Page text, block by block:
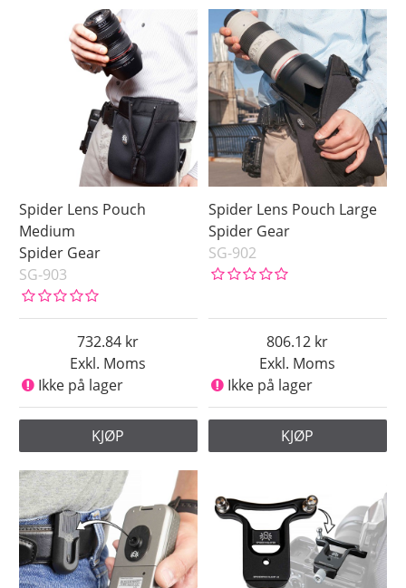
Spider Lens Pouch
Medium
Spider Gear
SG-903
Exkl. Moms
732.84
Ikke på lager
KJØP
Spider Lens Pouch Large
Spider Gear
SG-902
Exkl. Moms
806.12
Ikke på lager
KJØP